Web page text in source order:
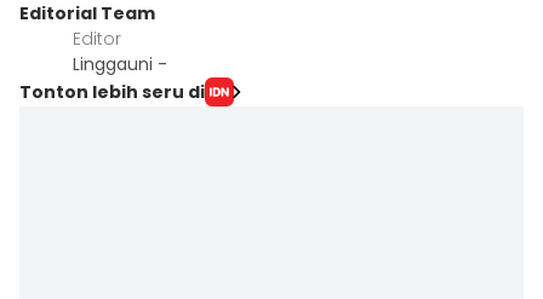
Editorial Team
Editor
Linggauni -
Tonton lebih seru di